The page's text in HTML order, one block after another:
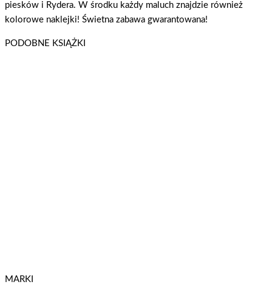
piesków i Rydera. W środku każdy maluch znajdzie również
kolorowe naklejki! Świetna zabawa gwarantowana!
PODOBNE KSIĄŻKI
MARKI